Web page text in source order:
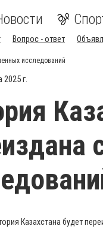
Вопрос - ответ
исследований
2025 г.
Казахстана будет